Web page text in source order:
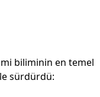
biliminin en temel
sürdürdü: